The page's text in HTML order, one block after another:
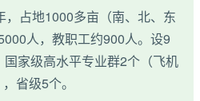
，占地1000多亩（南、北、东
人，教职工约900人。设9
家级高水平专业群2个（飞机
省级5个。